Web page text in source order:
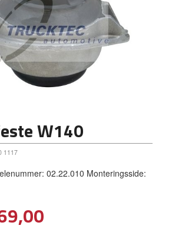
W140
1117
02.22.010 Monteringsside: